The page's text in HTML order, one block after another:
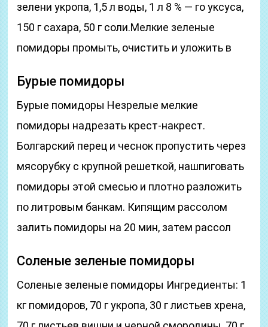
зелени укропа, 1,5 л воды, 1 л 8 % — го уксуса,
150 г сахара, 50 г соли.Мелкие зеленые
помидоры промыть, очистить и уложить в
Бурые помидоры
Бурые помидоры Незрелые мелкие
помидоры надрезать крест-накрест.
Болгарский перец и чеснок пропустить через
мясорубку с крупной решеткой, нашпиговать
помидоры этой смесью и плотно разложить
по литровым банкам. Кипящим рассолом
залить помидоры на 20 мин, затем рассол
Соленые зеленые помидоры
Соленые зеленые помидоры Ингредиенты: 1
кг помидоров, 70 г укропа, 30 г листьев хрена,